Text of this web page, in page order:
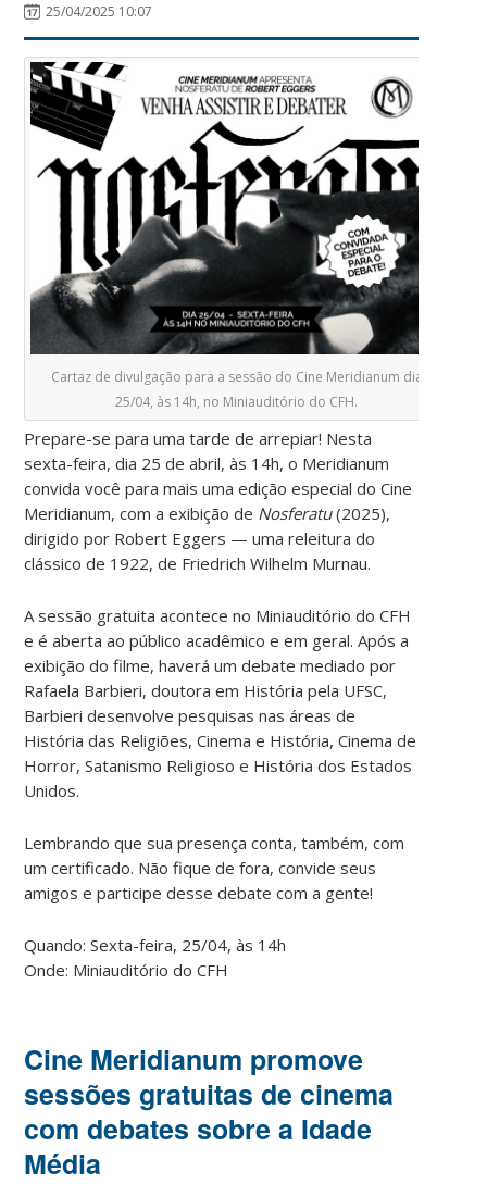
25/04/2025 10:07
Cartaz de divulgação para a sessão do Cine Meridianum dia
25/04, às 14h, no Miniauditório do CFH.
Prepare-se para uma tarde de arrepiar! Nesta
sexta-feira, dia 25 de abril, às 14h, o Meridianum
convida você para mais uma edição especial do Cine
Meridianum, com a exibição de Nosferatu(2025),
dirigido por Robert Eggers — uma releitura do
clássico de 1922, de Friedrich Wilhelm Murnau.
A sessão gratuita acontece no Miniauditório do CFH
e é aberta ao público acadêmico e em geral. Após a
exibição do filme, haverá um debate mediado por
Rafaela Barbieri, doutora em História pela UFSC,
Barbieri desenvolve pesquisas nas áreas de
História das Religiões, Cinema e História, Cinema de
Horror, Satanismo Religioso e História dos Estados
Unidos.
Lembrando que sua presença conta, também, com
um certificado. Não fique de fora, convide seus
amigos e participe desse debate com a gente!
Quando: Sexta-feira, 25/04, às 14h
Onde: Miniauditório do CFH
Cine Meridianum promove
sessões gratuitas de cinema
com debates sobre a Idade
Média